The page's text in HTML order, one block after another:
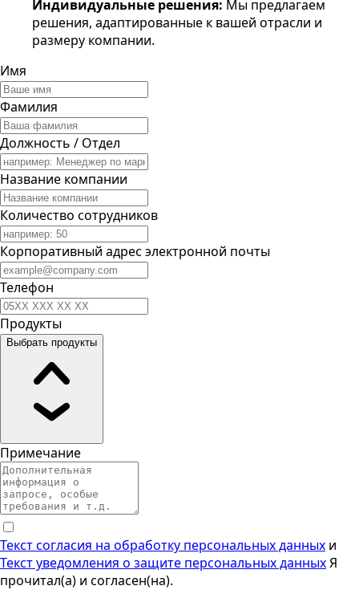
Индивидуальные решения: Мы предлагаем
решения, адаптированные к вашей отрасли и
размеру компании.
Имя
Фамилия
Должность / Отдел
Название компании
Количество сотрудников
Корпоративный адрес электронной почты
Телефон
Продукты
Выбрать продукты
Примечание
Текст согласия на обработку персональных данных и
Текст уведомления о защите персональных данныхЯ
прочитал(а) и согласен(на).